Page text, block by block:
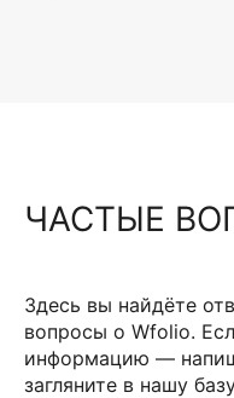
ЧАСТЫЕ
Здесь вы найдёте
вопросы о Wfolio.
информацию —
загляните в нашу